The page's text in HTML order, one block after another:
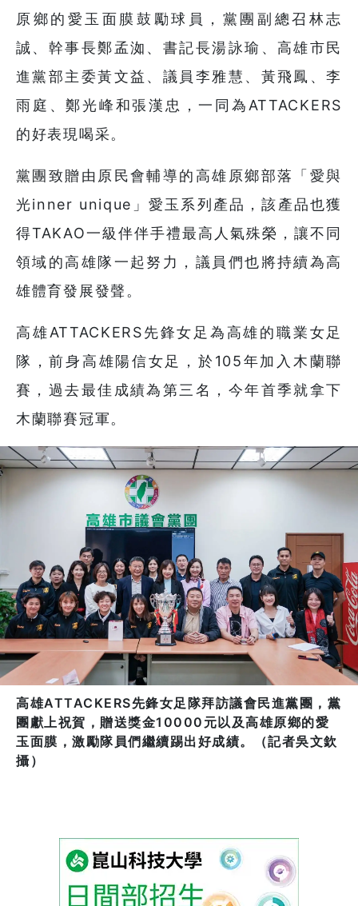
原鄉的愛玉面膜鼓勵球員，黨團副總召林志
誠、幹事長鄭孟洳、書記長湯詠瑜、高雄市民
進黨部主委黃文益、議員李雅慧、黃飛鳳、李
雨庭、鄭光峰和張漢忠，一同為ATTACKERS
的好表現喝采。
黨團致贈由原民會輔導的高雄原鄉部落「愛與
光inner unique」愛玉系列產品，該產品也獲
得TAKAO一級伴伴手禮最高人氣殊榮，讓不同
領域的高雄隊一起努力，議員們也將持續為高
雄體育發展發聲。
高雄ATTACKERS先鋒女足為高雄的職業女足
隊，前身高雄陽信女足，於105年加入木蘭聯
賽，過去最佳成績為第三名，今年首季就拿下
木蘭聯賽冠軍。
高雄ATTACKERS先鋒女足隊拜訪議會民進黨團，黨
團獻上祝賀，贈送獎金10000元以及高雄原鄉的愛
玉面膜，激勵隊員們繼續踢出好成績。（記者吳文欽
攝）